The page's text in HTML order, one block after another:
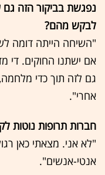
נפגשת בביקור הזה
לבקש מהם?
"השיחה הייתה דומה
אם ישתנו החוקים.
גם לזה תוך כדי
אחרי".
חברות תרופות נוטות
"לא אני. מצאתי כאן
אנטי-אנשים".